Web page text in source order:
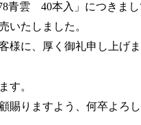
青雲 40本入」につきまし
いたしました。
様に、厚く御礼申し上げま
す。
賜りますよう、何卒よろ